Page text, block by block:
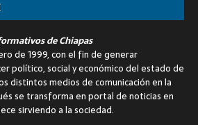
de Chiapas
de 1999, con el fin de generar
político, social y económico del estado de
distintos medios de comunicación en la
se transforma en portal de noticias en
sirviendo a la sociedad.